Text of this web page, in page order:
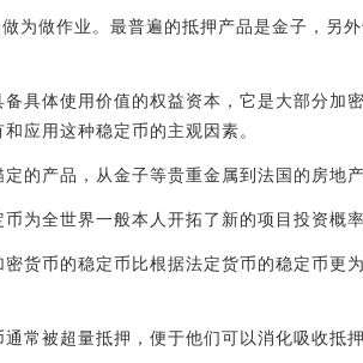
为做作业。最普遍的抵押产品是金子，另
具体使用价值的权益资本，它是大部分加
应用这种稳定币的主观因素。
的产品，从金子等贵重金属到法国的房地
为全世界一般本人开拓了新的项目投资概率
货币的稳定币比根据法定货币的稳定币更
常被超量抵押，便于他们可以消化吸收抵